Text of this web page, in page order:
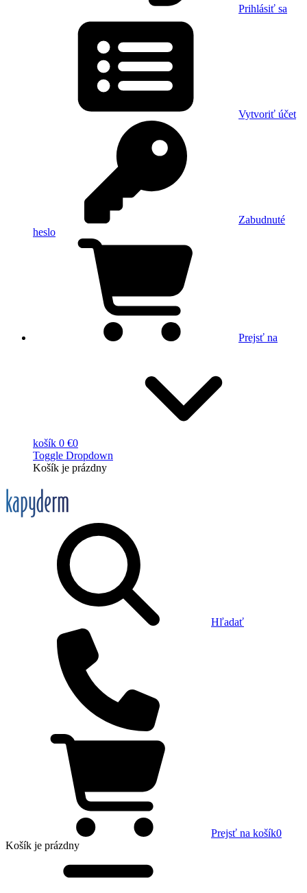
Prihlásiť sa
Vytvoriť účet
Zabudnuté
heslo
Prejsť na
košík 0 €0
Toggle Dropdown
Košík je prázdny
Hľadať
Prejsť na košík0
Košík je prázdny